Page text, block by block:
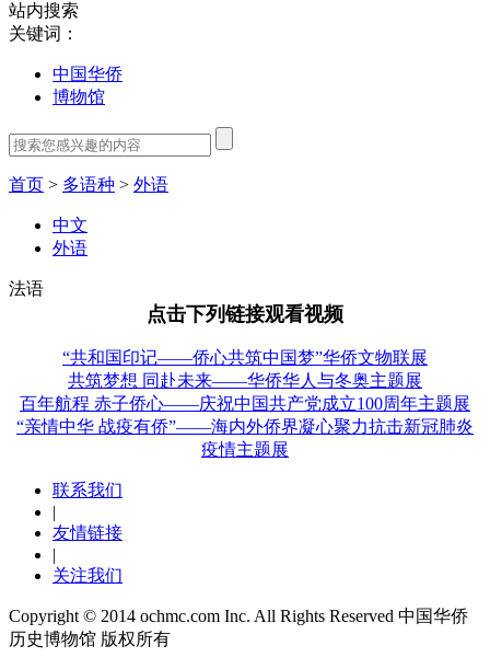
站内搜索
关键词：
中国华侨
博物馆
首页 > 多语种 > 外语
中文
外语
法语
点击下列链接观看视频
“共和国印记——侨心共筑中国梦”华侨文物联展
共筑梦想 同赴未来——华侨华人与冬奥主题展
百年航程 赤子侨心——庆祝中国共产党成立100周年主题展
“亲情中华 战疫有侨”——海内外侨界凝心聚力抗击新冠肺炎
疫情主题展
联系我们
友情链接
关注我们
Copyright © 2014 ochmc.com Inc. All Rights Reserved 中国华侨
历史博物馆 版权所有